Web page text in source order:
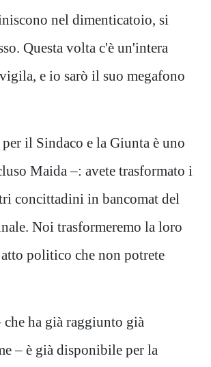
nel dimenticatoio, si
Questa volta c'è un'intera
e io sarò il suo megafono
il Sindaco e la Giunta è uno
Maida –: avete trasformato i
concittadini in bancomat del
Noi trasformeremo la loro
politico che non potrete
ha già raggiunto già
– è già disponibile per la